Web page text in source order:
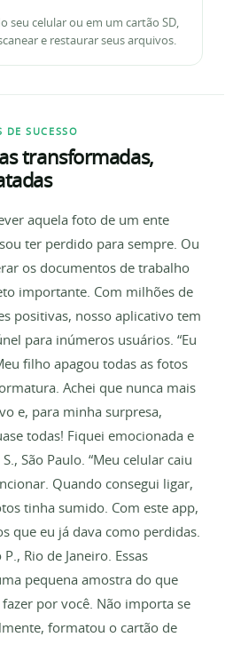
seu celular ou em um cartão SD,
e restaurar seus arquivos.
DE SUCESSO
transformadas,
aquela foto de um ente
ter perdido para sempre. Ou
os documentos de trabalho
importante. Com milhões de
positivas, nosso aplicativo tem
para inúmeros usuários. “Eu
filho apagou todas as fotos
Achei que nunca mais
e, para minha surpresa,
todas! Fiquei emocionada e
São Paulo. “Meu celular caiu
Quando consegui ligar,
tinha sumido. Com este app,
que eu já dava como perdidas.
Rio de Janeiro. Essas
pequena amostra do que
por você. Não importa se
formatou o cartão de